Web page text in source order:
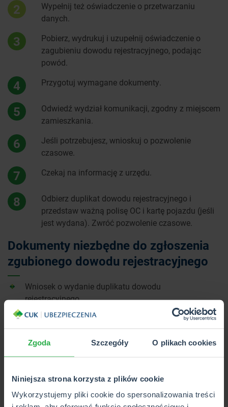
Zgoda Szczegóły O plikach cookies
Niniejsza strona korzysta z plików cookie
Wykorzystujemy pliki cookie do spersonalizowania treści
2
Wypełnij też oświadczenie o przetwarzaniu
danych.
3
Pobierz, wydrukuj i uzupełnij oświadczenie o
zagubieniu dowodu rejestracyjnego, podając
powód.
4 Przygotuj wymagane dokumenty.
5
Odwiedź wydział komunikacji, zgodny z miejscem
zamieszkania.
6
Jeśli potrzebujesz, wnioskuj o pozwolenie
czasowe.
7 Czekaj na informację z urzędu.
8
Odbierz duplikat dowodu rejestracyjnego i
przedstaw ważną polisę OC i kartę pojazdu (jeśli
jest wydana). Zwróć pozwolenie czasowe.
Dokumenty niezbędne do zgłoszenia
zgubionego dowodu rejestracyjnego
Wniosek o wydanie duplikatu dowodu
rejestracyjnego,
oświadczenie RODO,
oświadczenie o utracie dowodu rejestracyjnego,
np. w wyniku pożaru lub zalania),
zaświadczenie od stacji kontroli o pozytywnym
pełnomocnictwo (opcjonalnie),
karta pojazdu (przy odbiorze),